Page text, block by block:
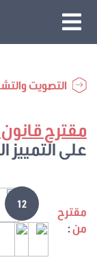
التصويت
مقترح قانون عدد
على التمييز
مقترح
من:
12